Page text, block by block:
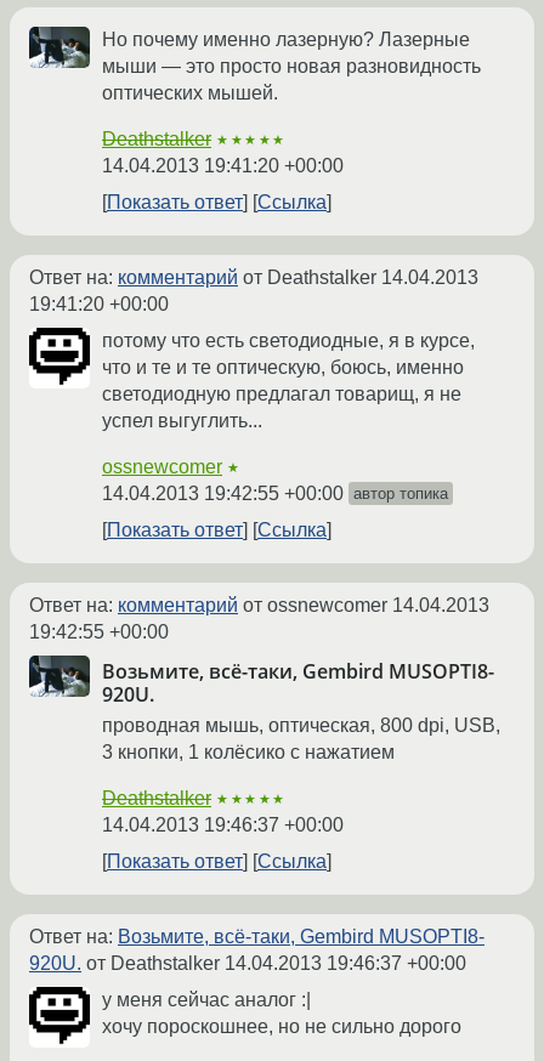
Но почему именно лазерную? Лазерные
мыши — это просто новая разновидность
оптических мышей.
Deathstalker ★★★★★
14.04.2013 19:41:20 +00:00
Показать ответ
Ссылка
Ответ на: комментарий от Deathstalker 14.04.2013
19:41:20 +00:00
потому что есть светодиодные, я в курсе,
что и те и те оптическую, боюсь, именно
светодиодную предлагал товарищ, я не
успел выгуглить...
ossnewcomer ★
14.04.2013 19:42:55 +00:00 автор топика
Показать ответ Ссылка
Ответ на: комментарий от ossnewcomer 14.04.2013
19:42:55 +00:00
Возьмите, всё-таки, Gembird MUSOPTI8-
920U.
проводная мышь, оптическая, 800 dpi, USB,
3 кнопки, 1 колёсико с нажатием
Deathstalker ★★★★★
14.04.2013 19:46:37 +00:00
Показать ответ
Ссылка
Ответ на: Возьмите, всё-таки, Gembird MUSOPTI8-
920U. от Deathstalker 14.04.2013 19:46:37 +00:00
у меня сейчас аналог :|
хочу пороскошнее, но не сильно дорого